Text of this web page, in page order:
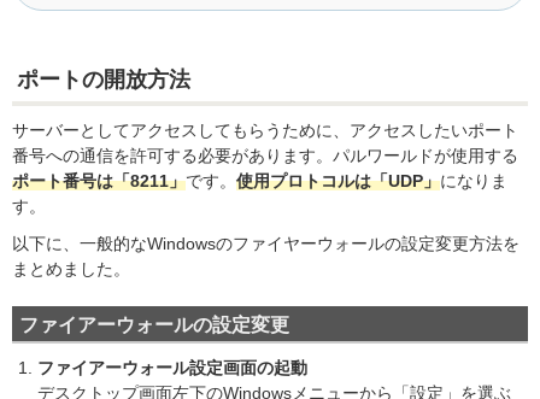
ポートの開放方法
サーバーとしてアクセスしてもらうために、アクセスしたいポート
番号への通信を許可する必要があります。パルワールドが使用する
ポート番号は「8211」です。 使用プロトコルは「UDP」になりま
す。
以下に、一般的なWindowsのファイヤーウォールの設定変更方法を
まとめました。
ファイアーウォールの設定変更
ファイアーウォール設定画面の起動
デスクトップ画面左下のWindowsメニューから「設定」を選ぶ